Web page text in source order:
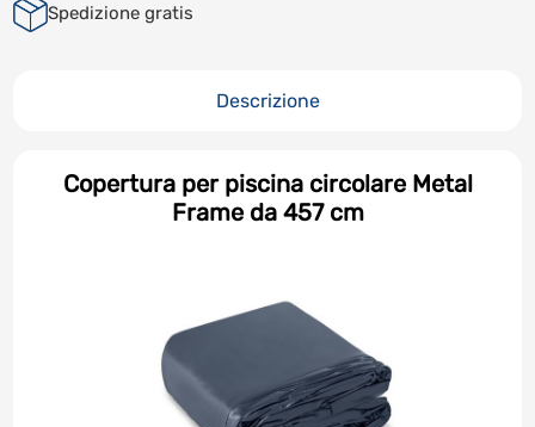
Spedizione gratis
Descrizione
Copertura per piscina circolare Metal
Frame da 457 cm